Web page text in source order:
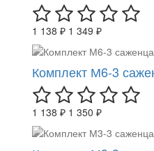
1 138 ₽ 1 349 ₽
Комплект М6-3
1 138 ₽ 1 350 ₽